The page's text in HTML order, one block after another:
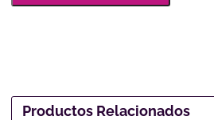
Productos Relacionados